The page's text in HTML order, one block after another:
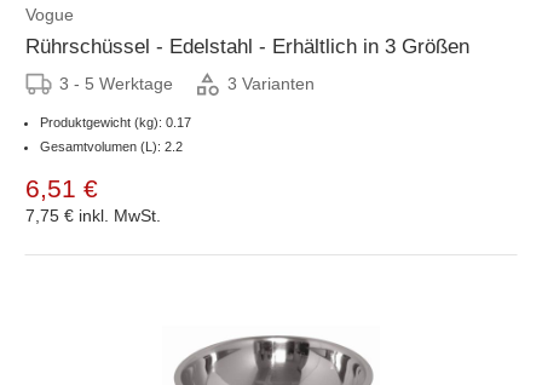
Vogue
Rührschüssel - Edelstahl - Erhältlich in 3 Größen
3 - 5 Werktage 3 Varianten
Produktgewicht (kg): 0.17
Gesamtvolumen (L): 2.2
6,51 €
7,75 € inkl. MwSt.